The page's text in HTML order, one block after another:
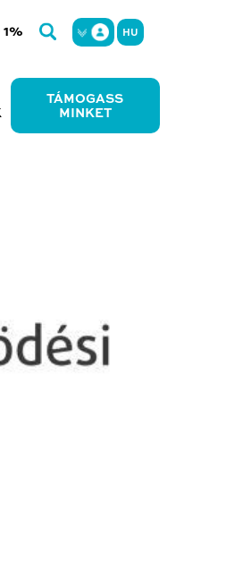
1% HU
TÁMOGASS
MINKET